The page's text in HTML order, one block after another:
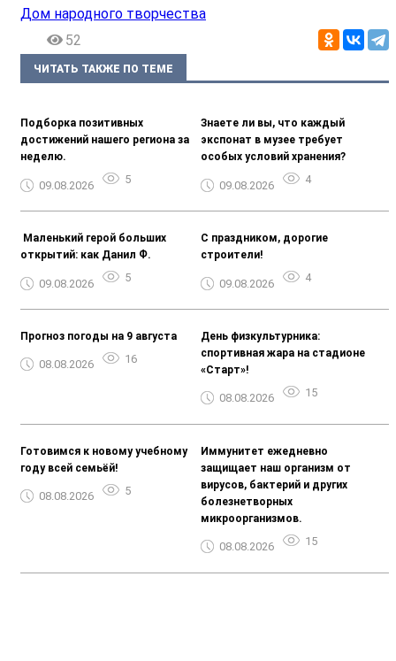
Дом народного творчества
52
ЧИТАТЬ ТАКЖЕ ПО ТЕМЕ
Подборка позитивных
достижений нашего региона за
неделю.
09.08.2026 5
Знаете ли вы, что каждый
экспонат в музее требует
особых условий хранения?
09.08.2026 4
️ Маленький герой больших
открытий: как Данил Ф.
09.08.2026 5
С праздником, дорогие
строители!
09.08.2026 4
Прогноз погоды на 9 августа
08.08.2026 16
День физкультурника:
спортивная жара на стадионе
«Старт»!
08.08.2026 15
Готовимся к новому учебному
году всей семьёй!
08.08.2026 5
Иммунитет ежедневно
защищает наш организм от
вирусов, бактерий и других
болезнетворных
микроорганизмов.
08.08.2026 15